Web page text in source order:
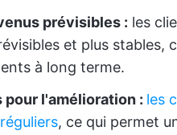
prévisibles : les
et plus stables,
à long terme.
pour l'amélioration : les
, ce qui permet